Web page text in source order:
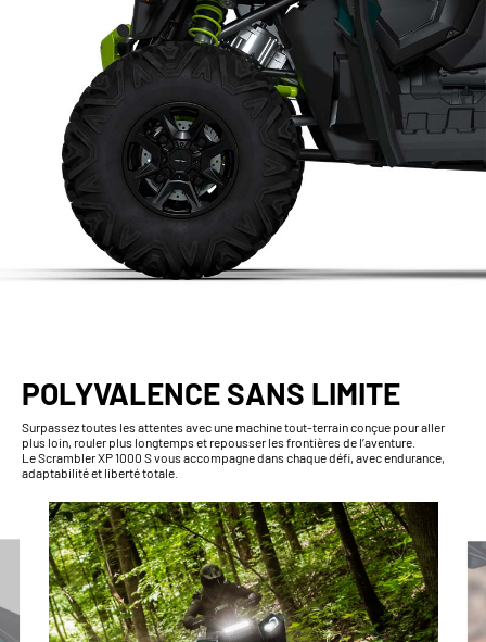
POLYVALENCE SANS LIMITE
Surpassez toutes les attentes avec une machine tout-terrain conçue pour aller
plus loin, rouler plus longtemps et repousser les frontières de l’aventure.
Le Scrambler XP 1000 S vous accompagne dans chaque défi, avec endurance,
adaptabilité et liberté totale.